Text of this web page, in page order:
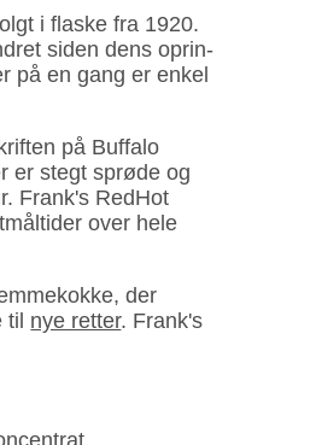
i flaske fra 1920.
siden dens oprin­
på en gang er enkel
på Buffalo
er stegt sprøde og
Frank's RedHot
over hele
der
nye retter. Frank's